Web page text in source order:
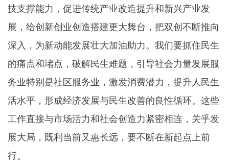
技支撑能力，促进传统产业改造提升和新兴产业发
展，给创新创业创造搭建更大舞台，把双创不断推向
深入，为新动能发展壮大加油助力。我们要抓住民生
的痛点和堵点，破解民生难题，引导社会力量发展服
务业特别是社区服务业，激发消费潜力，提升人民生
活水平，形成经济发展与民生改善的良性循环。这些
工作直接与市场活力和社会创造力紧密相连，关乎发
展大局，既利当前又惠长远，要不断在新起点上前
行。